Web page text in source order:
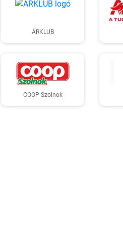
ÁRKLUB
COOP Szolnok